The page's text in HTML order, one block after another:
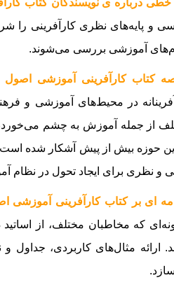
و پایه‌های نظری کارآفرینی را
آموزشی بررسی می‌شوند.
کتاب کارآفرینی آموزشی
در محیط‌های آموزشی و
از جمله آموزش به چشم می‌خورد،
حوزه بیش از پیش آشکار شده است.
و نظری برای ایجاد تحول در نظام
ای بر کتاب کارآفرینی آموزشی
که مخاطبان مختلف، از اساتید
ارائه مثال‌های کاربردی، جداول